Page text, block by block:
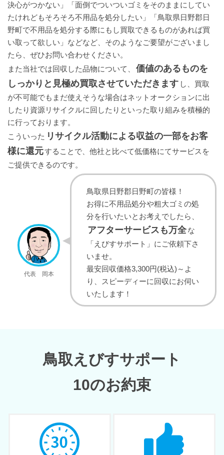
決心がつかない」「面倒でついついゴミをそのままにしてい
たけれどもそろそろ不用品を処分したい」「鳥取県日野郡日
野町で不用品を処分する際にもし買取できるものがあれば買
い取って欲しい」などなど、そのようなご要望がございまし
たら、ぜひお問い合わせください。
また当社では回収した品物について、
価値のあるものを
しっかりと見極め買取させていただきます し、買取
が不可能でもまだ使えそうな場合はネットオークションに出
したり資源リサイクルに回したりといった取り組みを積極的
に行っております。
こういった リサイクル活動による収益の一部をお客
様に還元することで、他社と比べて低価格にてサービスを
ご提供できるのです。
代表 岡本
鳥取県日野郡日野町の皆様！
お得に不用品処分や粗大ゴミの処
分を行いたいとお考えでしたら、
アフターサービスも万全な
「えびすサポート」にご依頼下さ
いませ。
最安回収価格3,300円(税込)～よ
り、スピーディーに回収にお伺い
いたします！
鳥取えびすサポート
10のお約束